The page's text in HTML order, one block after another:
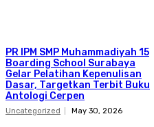
PR IPM SMP Muhammadiyah 15
Boarding School Surabaya
Gelar Pelatihan Kepenulisan
Dasar, Targetkan Terbit Buku
Antologi Cerpen
Uncategorized May 30, 2026